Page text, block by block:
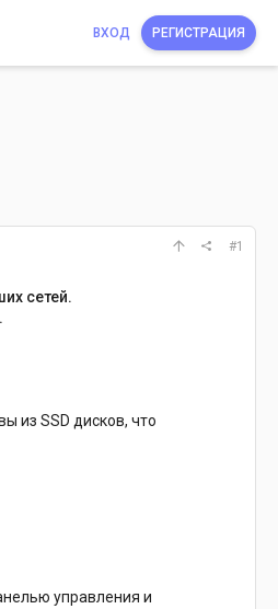
ВХОД РЕГИСТРАЦИЯ
#1
сетей.
из SSD дисков, что
управления и